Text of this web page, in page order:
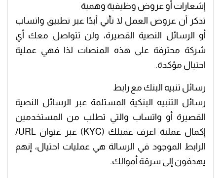
إشعارات أو عروض وظيفية وهمية
تذكر أن عروض العمل لا تأتي أبدًا عبر تطبيق واتساب
أو الرسائل النصية القصيرة، ولن تتواصل معك أي
شركة محترفة على هذه المنصات لذا فهي عملية
احتيال مؤكدة.
رسائل تنبيه البنك مع رابط
رسائل التنبيه البنكية المستلمة عبر الرسائل النصية
القصيرة أو واتساب والتي تطلب من المستخدمين
إكمال عملية اعرف عميلك (KYC) عبر عنوان URL/
الرابط الموجود في الرسالة هي عمليات احتيال، إنهم
يهدفون إلى سرقة أموالك.